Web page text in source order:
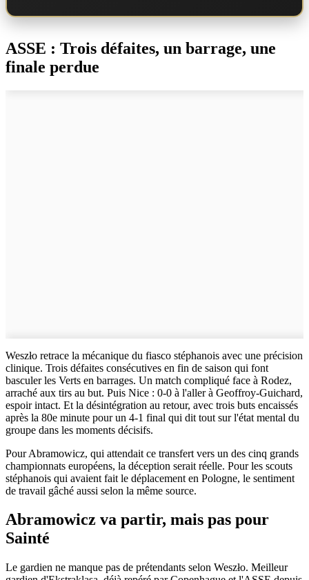
ASSE : Trois défaites, un barrage, une
finale perdue
Weszło retrace la mécanique du fiasco stéphanois avec une précision
clinique. Trois défaites consécutives en fin de saison qui font
basculer les Verts en barrages. Un match compliqué face à Rodez,
arraché aux tirs au but. Puis Nice : 0-0 à l'aller à Geoffroy-Guichard,
espoir intact. Et la désintégration au retour, avec trois buts encaissés
après la 80e minute pour un 4-1 final qui dit tout sur l'état mental du
groupe dans les moments décisifs.
Pour Abramowicz, qui attendait ce transfert vers un des cinq grands
championnats européens, la déception serait réelle. Pour les scouts
stéphanois qui avaient fait le déplacement en Pologne, le sentiment
de travail gâché aussi selon la même source.
Abramowicz va partir, mais pas pour
Sainté
Le gardien ne manque pas de prétendants selon Weszło. Meilleur